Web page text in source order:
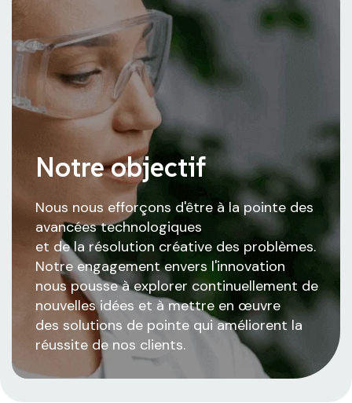
MOTRICITÉ AMUSEMENT
Notre objectif
Nous nous efforçons d'être à la pointe des
avancées technologiques
et de la résolution créative des problèmes.
Notre engagement envers l'innovation
nous pousse à explorer continuellement de
nouvelles idées et à mettre en œuvre
des solutions de pointe qui améliorent la
réussite de nos clients.